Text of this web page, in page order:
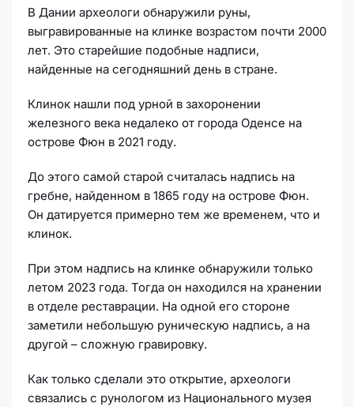
В Дании археологи обнаружили руны,
выгравированные на клинке возрастом почти 2000
лет. Это старейшие подобные надписи,
найденные на сегодняшний день в стране.
Клинок нашли под урной в захоронении
железного века недалеко от города Оденсе на
острове Фюн в 2021 году.
До этого самой старой считалась надпись на
гребне, найденном в 1865 году на острове Фюн.
Он датируется примерно тем же временем, что и
клинок.
При этом надпись на клинке обнаружили только
летом 2023 года. Тогда он находился на хранении
в отделе реставрации. На одной его стороне
заметили небольшую руническую надпись, а на
другой – сложную гравировку.
Как только сделали это открытие, археологи
связались с рунологом из Национального музея